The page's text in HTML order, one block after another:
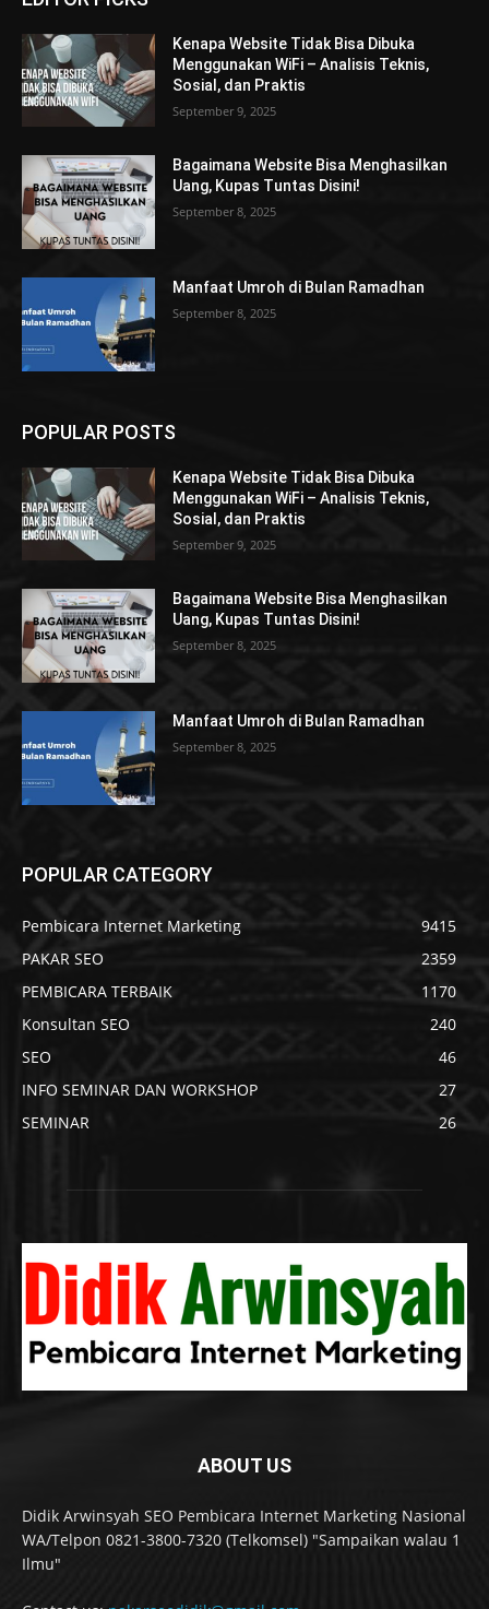
Kenapa Website Tidak Bisa Dibuka
Menggunakan WiFi – Analisis Teknis,
Sosial, dan Praktis
September 9, 2025
Bagaimana Website Bisa Menghasilkan
Uang, Kupas Tuntas Disini!
September 8, 2025
Manfaat Umroh di Bulan Ramadhan
September 8, 2025
POPULAR POSTS
Kenapa Website Tidak Bisa Dibuka
Menggunakan WiFi – Analisis Teknis,
Sosial, dan Praktis
September 9, 2025
Bagaimana Website Bisa Menghasilkan
Uang, Kupas Tuntas Disini!
September 8, 2025
Manfaat Umroh di Bulan Ramadhan
September 8, 2025
POPULAR CATEGORY
Pembicara Internet Marketing
9415
PAKAR SEO
2359
PEMBICARA TERBAIK
1170
Konsultan SEO
240
SEO
46
INFO SEMINAR DAN WORKSHOP
27
SEMINAR
26
ABOUT US
Didik Arwinsyah SEO Pembicara Internet Marketing Nasional
WA/Telpon 0821-3800-7320 (Telkomsel) "Sampaikan walau 1
Ilmu"